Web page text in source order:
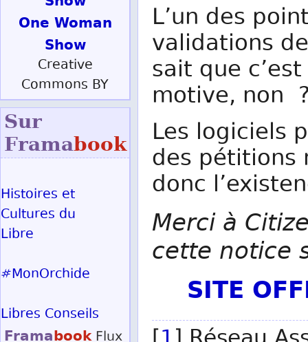
L’un des
validations
sait que
motive, non
Les logiciels
des pétitions
donc
Merci à
cette notice
SITE
One Woman
Show
Creative
Commons BY
Sur
Framabook
Histoires et
Cultures du
Libre
#MonOrchide
Libres Conseils
Framabook Flux